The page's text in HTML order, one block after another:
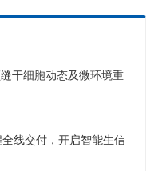
干细胞动态及微环境重
线交付，开启智能生信